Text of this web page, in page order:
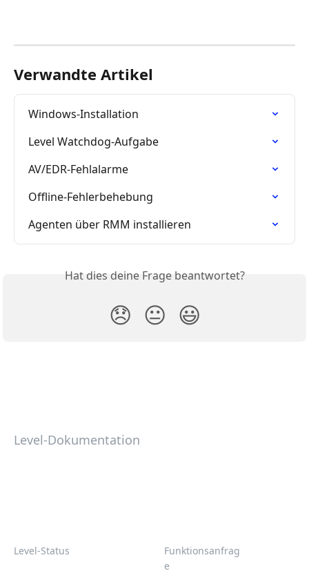
Verwandte Artikel
Windows-Installation
Level Watchdog-Aufgabe
AV/EDR-Fehlalarme
Offline-Fehlerbehebung
Agenten über RMM installieren
Hat dies deine Frage beantwortet?
😞 😐 😃
Level-Dokumentation
Level-Status
Funktionsanfrag
e